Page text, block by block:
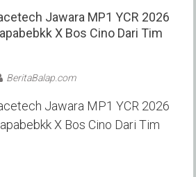
Jawara MP1 YCR 2026
X Bos Cino Dari Tim
BeritaBalap.com
Jawara MP1 YCR 2026
X Bos Cino Dari Tim